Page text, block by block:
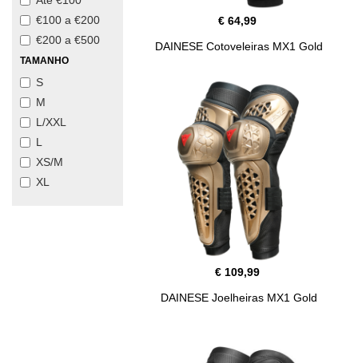
€100 a €200
€200 a €500
TAMANHO
S
M
L/XXL
L
XS/M
XL
€ 64,99
DAINESE Cotoveleiras MX1 Gold
€ 109,99
DAINESE Joelheiras MX1 Gold